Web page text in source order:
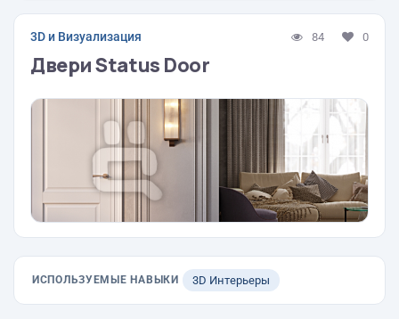
3D и Визуализация 84 0
Двери Status Door
ИСПОЛЬЗУЕМЫЕ НАВЫКИ 3D Интерьеры